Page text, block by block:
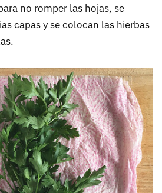
no romper las hojas, se
capas y se colocan las hierbas